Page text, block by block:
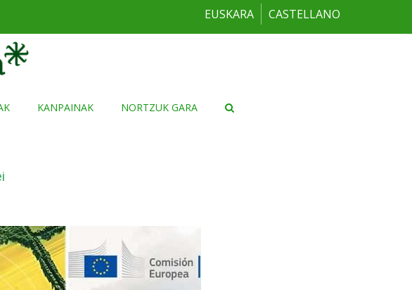
EUSKARA CASTELLANO
KANPAINAK NORTZUK GARA